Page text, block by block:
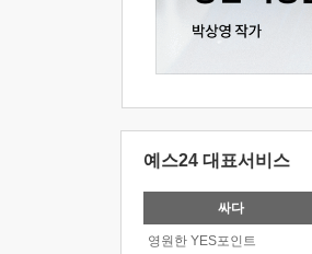
예스24 대표서비스
싸다
영원한 YES포인트